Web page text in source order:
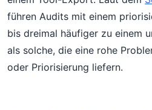
führen Audits mit einem
bis dreimal häufiger zu einem
als solche, die eine rohe
oder Priorisierung liefern.